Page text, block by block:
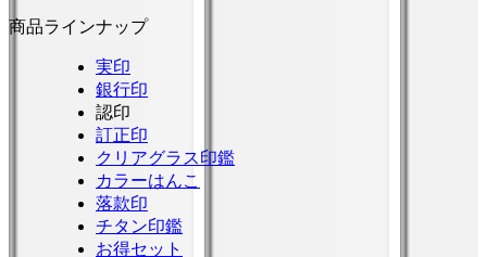
商品ラインナップ
実印
銀行印
認印
訂正印
クリアグラス印鑑
カラーはんこ
落款印
チタン印鑑
お得セット